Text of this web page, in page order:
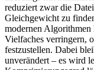
reduziert zwar die
Gleichgewicht zu
modernen
Vielfaches verringern,
festzustellen. Dabei
unverändert – es wird